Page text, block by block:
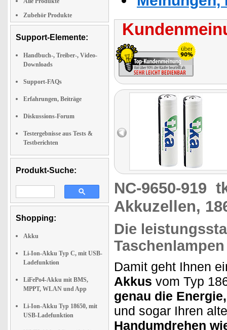
Zubehör Produkte
Support-Elemente:
Handbuch-, Treiber-, Video-
Downloads
Support-FAQs
Erfahrungen, Beiträge
Diskussions-Forum
Testergebnisse aus Tests &
Testberichten
Produkt-Suche:
Shopping:
Akku
Li-Ion-Akku Typ C, mit USB-
Ladefunktion
LiFePo4-Akku mit BMS,
MPPT, WLAN und App
Li-Ion-Akku Typ 18650, mit
USB-Ladefunktion
NC-9650-919
Akkuzellen,
Die
Damit geht Ihnen
Akkus vom Typ
genau die
und sogar Ihren
Handumdrehen